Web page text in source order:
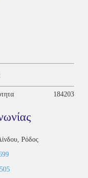
184203
Ρόδος